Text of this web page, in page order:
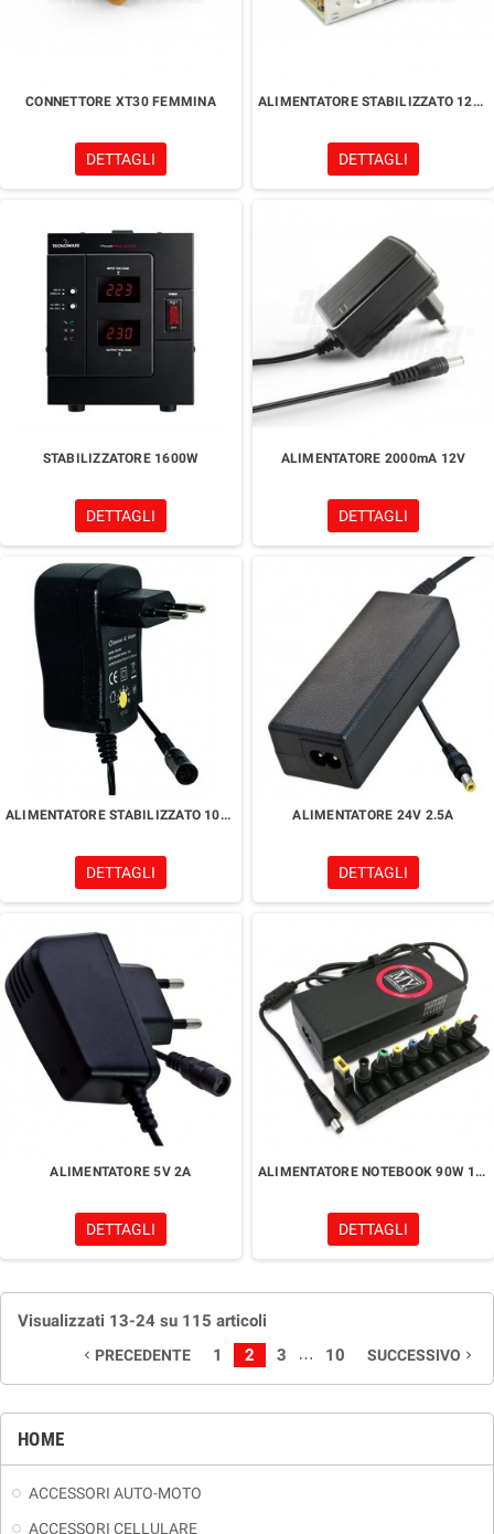
HOME
ACCESSORI AUTO-MOTO
ACCESSORI CELLULARE
CONNETTORE XT30 FEMMINA
DETTAGLI
ALIMENTATORE STABILIZZATO 12V 50W
DETTAGLI
STABILIZZATORE 1600W
DETTAGLI
ALIMENTATORE 2000mA 12V
DETTAGLI
ALIMENTATORE STABILIZZATO 1000mA 3-12Vdc
DETTAGLI
ALIMENTATORE 24V 2.5A
DETTAGLI
ALIMENTATORE 5V 2A
DETTAGLI
ALIMENTATORE NOTEBOOK 90W 15-24V
DETTAGLI
Visualizzati 13-24 su 115 articoli
navigate_before PRECEDENTE 1 2 3 … 10 SUCCESSIVO navigate_next